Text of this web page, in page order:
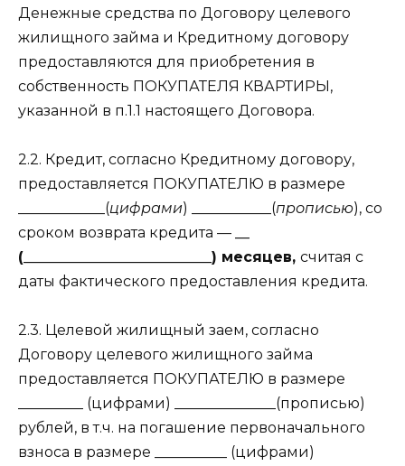
Денежные средства по Договору целевого
жилищного займа и Кредитному договору
предоставляются для приобретения в
собственность ПОКУПАТЕЛЯ КВАРТИРЫ,
указанной в п.1.1 настоящего Договора.
2.2. Кредит, согласно Кредитному договору,
предоставляется ПОКУПАТЕЛЮ в размере
____________(цифрами) ___________(прописью), со
сроком возврата кредита —
(__________________________) месяцев, считая с
даты фактического предоставления кредита.
2.3. Целевой жилищный заем, согласно
Договору целевого жилищного займа
предоставляется ПОКУПАТЕЛЮ в размере
_________ (цифрами) ______________(прописью)
рублей, в т.ч. на погашение первоначального
взноса в размере __________ (цифрами)